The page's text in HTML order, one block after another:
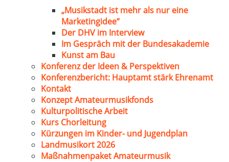
„Musikstadt ist mehr als nur eine
Marketingidee“
Der DHV im Interview
Im Gespräch mit der Bundesakademie
Kunst am Bau
Konferenz der Ideen & Perspektiven
Konferenzbericht: Hauptamt stärk Ehrenamt
Kontakt
Konzept Amateurmusikfonds
Kulturpolitische Arbeit
Kurs Chorleitung
Kürzungen im Kinder- und Jugendplan
Landmusikort 2026
Maßnahmenpaket Amateurmusik